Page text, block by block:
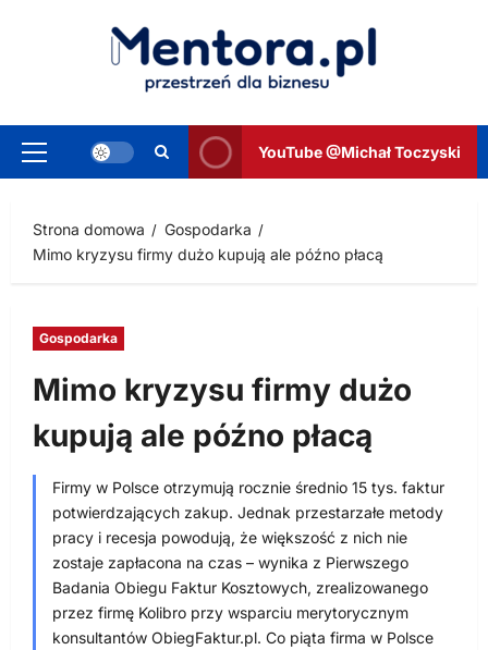
Menu
YouTube @Michał Toczyski
Strona domowa
Gospodarka
Mimo kryzysu firmy dużo kupują ale późno płacą
Gospodarka
Mimo kryzysu firmy dużo
kupują ale późno płacą
Firmy w Polsce otrzymują rocznie średnio 15 tys. faktur
potwierdzających zakup. Jednak przestarzałe metody
pracy i recesja powodują, że większość z nich nie
zostaje zapłacona na czas – wynika z Pierwszego
Badania Obiegu Faktur Kosztowych, zrealizowanego
przez firmę Kolibro przy wsparciu merytorycznym
konsultantów ObiegFaktur.pl. Co piąta firma w Polsce